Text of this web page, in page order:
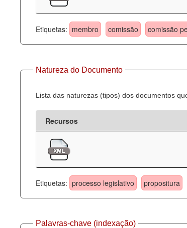
Etiquetas: membro comissão comissão
Natureza do Documento
Lista das naturezas (tipos) dos documentos
Recursos
Etiquetas: processo legislativo propositura
Palavras-chave (indexação)